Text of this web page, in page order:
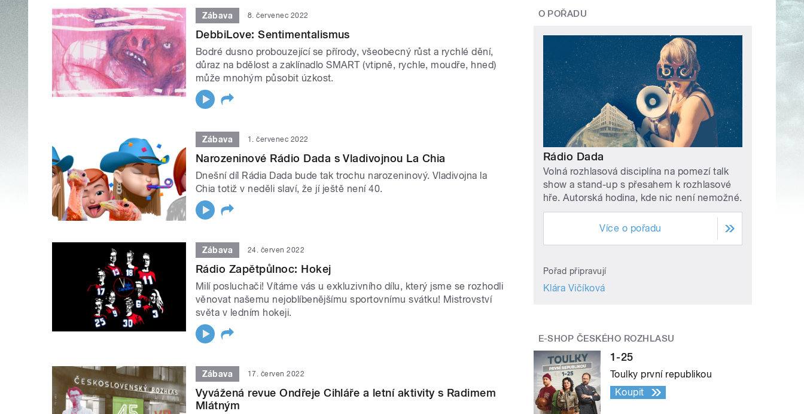
Zábava 8. červenec 2022
DebbiLove: Sentimentalismus
Bodré dusno probouzející se přírody, všeobecný růst a rychlé dění,
důraz na bdělost a zaklínadlo SMART (vtipně, rychle, moudře, hned)
může mnohým působit úzkost.
Zábava 1. červenec 2022
Narozeninové Rádio Dada s Vladivojnou La Chia
Dnešní díl Rádia Dada bude tak trochu narozeninový. Vladivojna la
Chia totiž v neděli slaví, že jí ještě není 40.
Zábava 24. červen 2022
Rádio Zapětpůlnoc: Hokej
Milí posluchači! Vítáme vás u exkluzivního dílu, který jsme se rozhodli
věnovat našemu nejoblíbenějšímu sportovnímu svátku! Mistrovství
světa v ledním hokeji.
Zábava 17. červen 2022
Vyvážená revue Ondřeje Cihláře a letní aktivity s Radimem
Mlátným
O POŘADU
Rádio Dada
Volná rozhlasová disciplína na pomezí talk
show a stand-up s přesahem k rozhlasové
hře. Autorská hodina, kde nic není nemožné.
Více o pořadu
Pořad připravují
Klára Vičíková
E-SHOP ČESKÉHO ROZHLASU
1-25
Toulky první republikou
Koupit